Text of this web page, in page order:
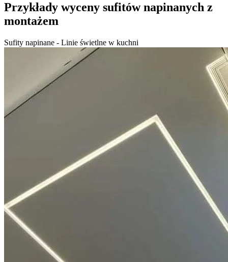
Przykłady wyceny sufitów napinanych z
montażem
Sufity napinane - Linie świetlne w kuchni